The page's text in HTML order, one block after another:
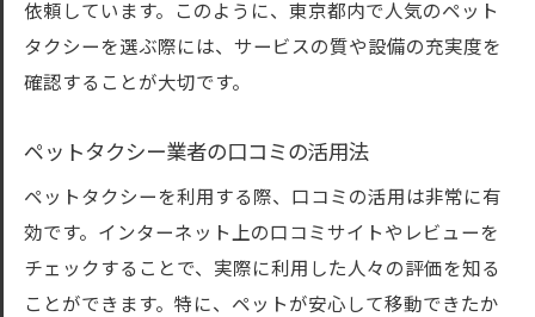
依頼しています。このように、東京都内で人気のペット
タクシーを選ぶ際には、サービスの質や設備の充実度を
確認することが大切です。
ペットタクシー業者の口コミの活用法
ペットタクシーを利用する際、口コミの活用は非常に有
効です。インターネット上の口コミサイトやレビューを
チェックすることで、実際に利用した人々の評価を知る
ことができます。特に、ペットが安心して移動できたか